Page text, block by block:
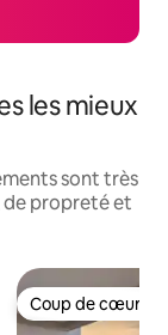
les mieux
sont très
de propreté et
Coup de cœur
Coup de cœur